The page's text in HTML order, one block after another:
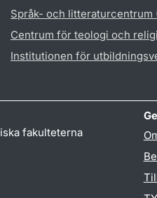
Språk- och litteraturcentrum
Centrum för teologi och
Institutionen för
fakulteterna